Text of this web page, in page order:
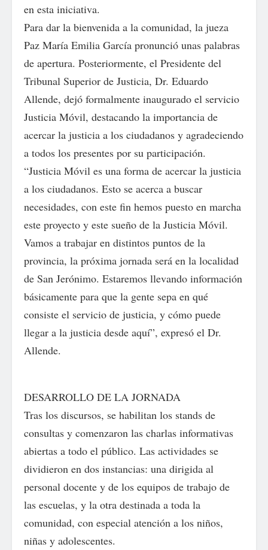
en esta iniciativa.
Para dar la bienvenida a la comunidad, la jueza
Paz María Emilia García pronunció unas palabras
de apertura. Posteriormente, el Presidente del
Tribunal Superior de Justicia, Dr. Eduardo
Allende, dejó formalmente inaugurado el servicio
Justicia Móvil, destacando la importancia de
acercar la justicia a los ciudadanos y agradeciendo
a todos los presentes por su participación.
“Justicia Móvil es una forma de acercar la justicia
a los ciudadanos. Esto se acerca a buscar
necesidades, con este fin hemos puesto en marcha
este proyecto y este sueño de la Justicia Móvil.
Vamos a trabajar en distintos puntos de la
provincia, la próxima jornada será en la localidad
de San Jerónimo. Estaremos llevando información
básicamente para que la gente sepa en qué
consiste el servicio de justicia, y cómo puede
llegar a la justicia desde aquí”, expresó el Dr.
Allende.
DESARROLLO DE LA JORNADA
Tras los discursos, se habilitan los stands de
consultas y comenzaron las charlas informativas
abiertas a todo el público. Las actividades se
dividieron en dos instancias: una dirigida al
personal docente y de los equipos de trabajo de
las escuelas, y la otra destinada a toda la
comunidad, con especial atención a los niños,
niñas y adolescentes.